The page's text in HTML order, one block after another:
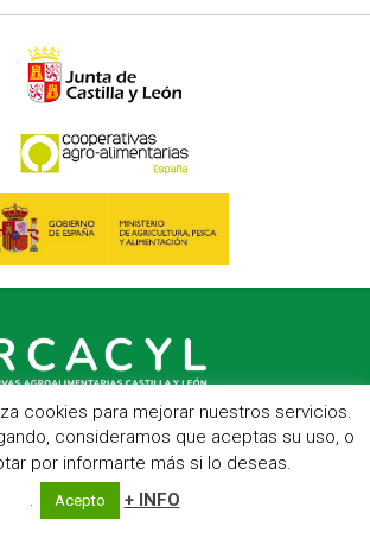
C/ Hípica, 1, entreplanta - 47007 Valladolid
983 23 95 15 - Fax: 983 22 23 56 -
cookies para mejorar nuestros servicios.
consideramos que aceptas su uso, o
por informarte más si lo deseas.
.
Acepto + INFO